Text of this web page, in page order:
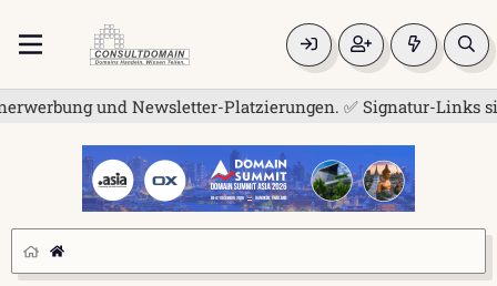
und Newsletter-Platzierungen. ✅ Signatur-Links